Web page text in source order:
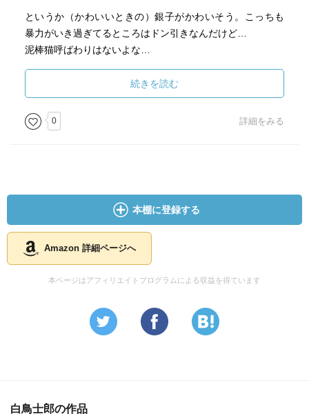
というか（かわいいときの）銀子がかわいそう。こっちも
暴力がいき過ぎてるところはドン引きなんだけど…
泥棒猫呼ばわりはないよな…
今回未登場のイカちゃん含めて作中の女流タイトル保持者
がみんな八一狙ってたってどういうことなの
読んでて、あれ、終わるのかな→おわりそう→あ、終わっ
谷川さんは名前を変えたり盲目にしたりっかっこよくアレ
ンジしてるのに、羽生さんに関してはあまり変えてないど
ころか姓名も明らかでない
あの人はそのままでラノベ的だということか、名前を変え
るとリアル以下になってしまうんだろうか…
続きを読む
0 詳細をみる
本棚に登録する
Amazon 詳細ページへ
本ページはアフィリエイトプログラムによる収益を得ています
白鳥士郎の作品